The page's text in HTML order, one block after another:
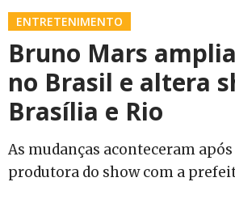
ENTRETENIMENTO
Bruno Mars
no Brasil e altera
Brasília e Rio
As mudanças aconteceram
produtora do show com a